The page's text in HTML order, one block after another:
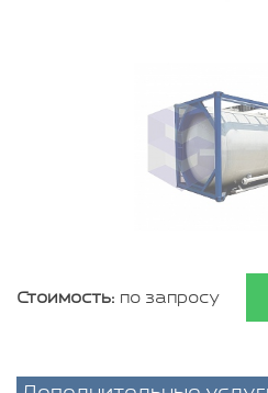
Стоимость: по запросу